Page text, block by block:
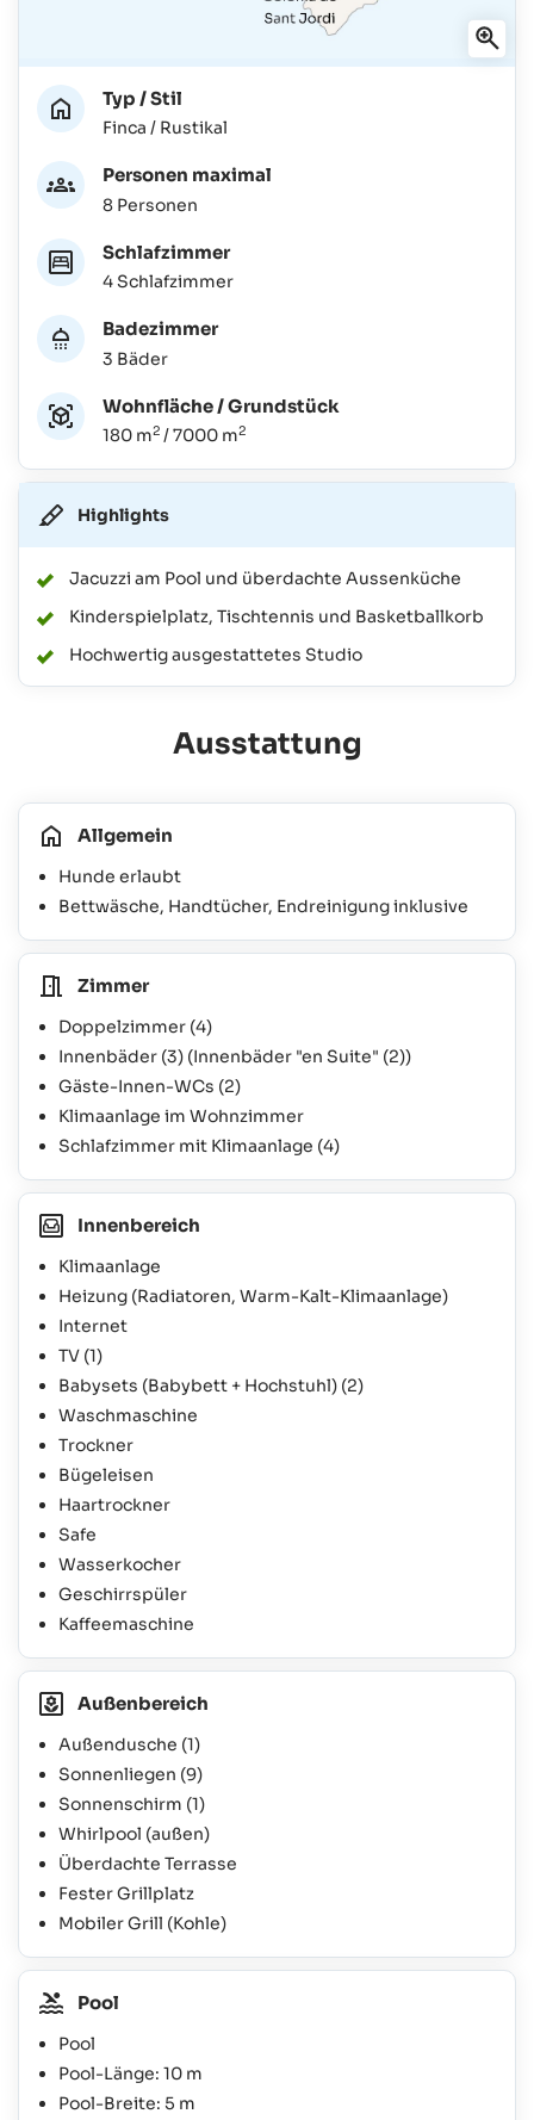
Typ / Stil
Finca / Rustikal
Personen maximal
8 Personen
Schlafzimmer
4 Schlafzimmer
Badezimmer
3 Bäder
Wohnfläche / Grundstück
180 m2 / 7000 m2
Highlights
Jacuzzi am Pool und überdachte Aussenküche
Kinderspielplatz, Tischtennis und Basketballkorb
Hochwertig ausgestattetes Studio
Ausstattung
Allgemein
Hunde erlaubt
Bettwäsche, Handtücher, Endreinigung inklusive
Zimmer
Doppelzimmer (4)
Innenbäder (3) (Innenbäder "en Suite" (2))
Gäste-Innen-WCs (2)
Klimaanlage im Wohnzimmer
Schlafzimmer mit Klimaanlage (4)
Innenbereich
Klimaanlage
Heizung (Radiatoren, Warm-Kalt-Klimaanlage)
Internet
TV (1)
Babysets (Babybett + Hochstuhl) (2)
Waschmaschine
Trockner
Bügeleisen
Haartrockner
Safe
Wasserkocher
Geschirrspüler
Kaffeemaschine
Außenbereich
Außendusche (1)
Sonnenliegen (9)
Sonnenschirm (1)
Whirlpool (außen)
Überdachte Terrasse
Fester Grillplatz
Mobiler Grill (Kohle)
Pool
Pool
Pool-Länge: 10 m
Pool-Breite: 5 m